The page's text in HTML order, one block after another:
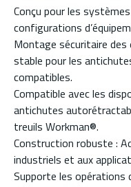
Conçu pour les
configurations
Montage sécuritaire
stable pour les
compatibles.
Compatible avec les
antichutes
treuils Workman®.
Construction robuste :
industriels et aux
Supporte les opérations